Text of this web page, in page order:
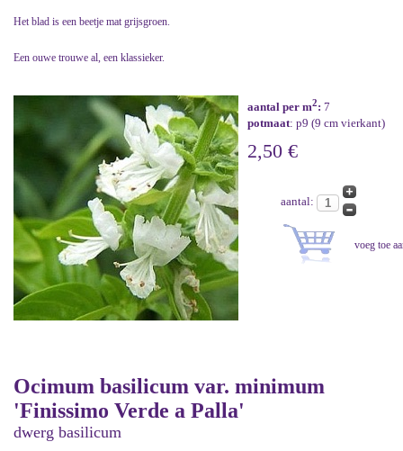
Het blad is een beetje mat grijsgroen.
Een ouwe trouwe al, een klassieker.
aantal per m2: 7
potmaat: p9 (9 cm vierkant)
2,50 €
aantal:
Ocimum basilicum var. minimum
'Finissimo Verde a Palla'
dwerg basilicum